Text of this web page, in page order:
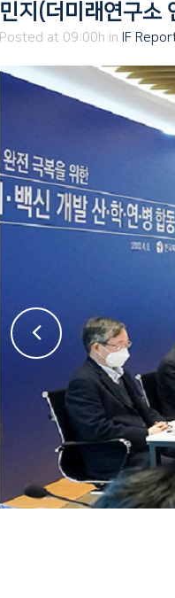
민지(더미래연구소
Posted at 09:00h in IF